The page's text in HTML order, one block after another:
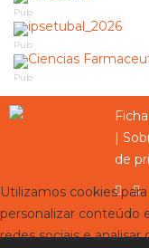
Pub
Pub
Pub
|
de
Utilizamos cookies
personalizar conteúdo
redes sociais e